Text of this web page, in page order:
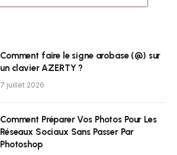
Comment faire le signe arobase (@) sur
un clavier AZERTY ?
7 juillet 2026
Comment Préparer Vos Photos Pour Les
Réseaux Sociaux Sans Passer Par
Photoshop